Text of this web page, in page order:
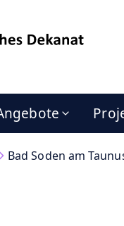
Bad Soden am